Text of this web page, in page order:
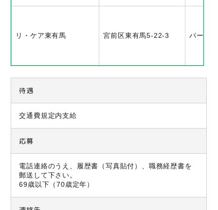
リ・ケア東有馬 宮前区東有馬5-22-3 パート
待遇
交通費規定内支給
応募
電話連絡のうえ、履歴書（写真貼付）、職務経歴書を
郵送して下さい。
69歳以下（70歳定年）